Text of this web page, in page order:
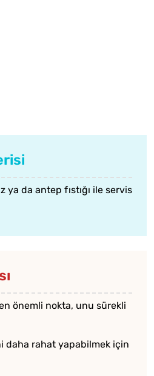
ya da antep fıstığı ile servis
önemli nokta, unu sürekli
daha rahat yapabilmek için